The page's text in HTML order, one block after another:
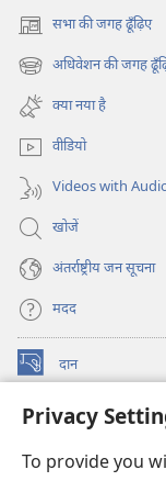
Privacy
To provide you
सभा की जगह ढूँढ़िए
(opens
new
window)
अधिवेशन की जगह
(opens
new
window)
क्या नया है
वीडियो
Videos with
खोजें
अंतर्राष्ट्रीय जन सूचना
मदद
दान
(opens
window)
वॉचटावर ऑनलाइन
new
®